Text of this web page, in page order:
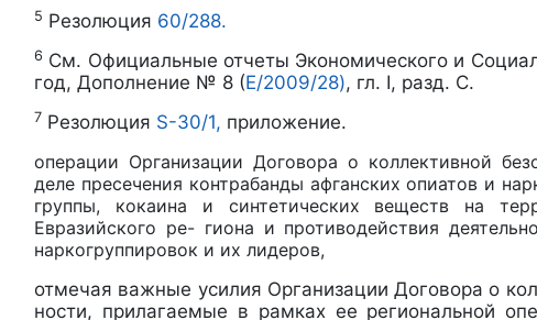
5 Резолюция 60/288.
6 См. Официальные отчеты Экономического и
год, Дополнение № 8 (E/2009/28), гл. I, разд. C.
7 Резолюция S-30/1, приложение.
операции Организации Договора о коллективной
деле пресечения контрабанды афганских опиатов и
группы, кокаина и синтетических веществ на
Евразийского ре- гиона и противодействия
наркогруппировок и их лидеров,
отмечая важные усилия Организации Договора о
ности, прилагаемые в рамках ее региональной